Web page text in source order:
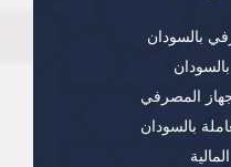
بالسودان
المصرفي
بالسودان